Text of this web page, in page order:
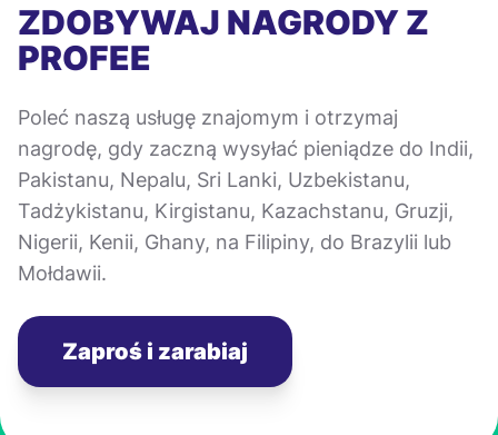
ZDOBYWAJ NAGRODY Z
PROFEE
Poleć naszą usługę znajomym i otrzymaj
nagrodę, gdy zaczną wysyłać pieniądze do Indii,
Pakistanu, Nepalu, Sri Lanki, Uzbekistanu,
Tadżykistanu, Kirgistanu, Kazachstanu, Gruzji,
Nigerii, Kenii, Ghany, na Filipiny, do Brazylii lub
Mołdawii.
Zaproś i zarabiaj